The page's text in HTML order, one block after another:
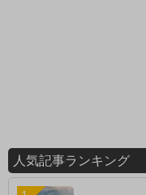
人気記事ランキング